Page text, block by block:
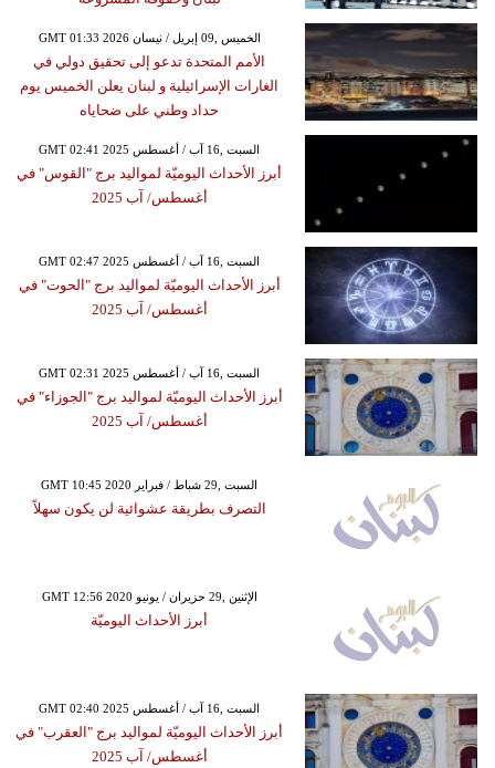
GMT 01:33 2026 الخميس ,09 إبريل / نيسان
الأمم المتحدة تدعو إلى تحقيق دولي في
الغارات الإسرائيلية و لبنان يعلن الخميس يوم
حداد وطني على ضحاياه
GMT 02:41 2025 السبت ,16 آب / أغسطس
أبرز الأحداث اليوميّة لمواليد برج "القوس" في
أغسطس/ آب 2025
GMT 02:47 2025 السبت ,16 آب / أغسطس
أبرز الأحداث اليوميّة لمواليد برج "الحوت" في
أغسطس/ آب 2025
GMT 02:31 2025 السبت ,16 آب / أغسطس
أبرز الأحداث اليوميّة لمواليد برج "الجوزاء" في
أغسطس/ آب 2025
GMT 10:45 2020 السبت ,29 شباط / فبراير
التصرف بطريقة عشوائية لن يكون سهلاً
GMT 12:56 2020 الإثنين ,29 حزيران / يونيو
أبرز الأحداث اليوميّة
GMT 02:40 2025 السبت ,16 آب / أغسطس
أبرز الأحداث اليوميّة لمواليد برج "العقرب" في
أغسطس/ آب 2025